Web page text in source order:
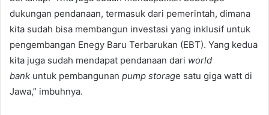
dukungan pendanaan, termasuk dari pemerintah, dimana
kita sudah bisa membangun investasi yang inklusif untuk
pengembangan Enegy Baru Terbarukan (EBT). Yang kedua
kita juga sudah mendapat pendanaan dari world
bank untuk pembangunan pump storage satu giga watt di
Jawa,” imbuhnya.